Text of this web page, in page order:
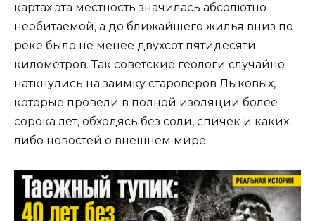
картах эта местность значилась абсолютно
необитаемой, а до ближайшего жилья вниз по
реке было не менее двухсот пятидесяти
километров. Так советские геологи случайно
наткнулись на заимку староверов Лыковых,
которые провели в полной изоляции более
сорока лет, обходясь без соли, спичек и каких-
либо новостей о внешнем мире.